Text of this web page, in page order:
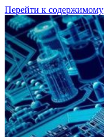
Перейти к содержимому